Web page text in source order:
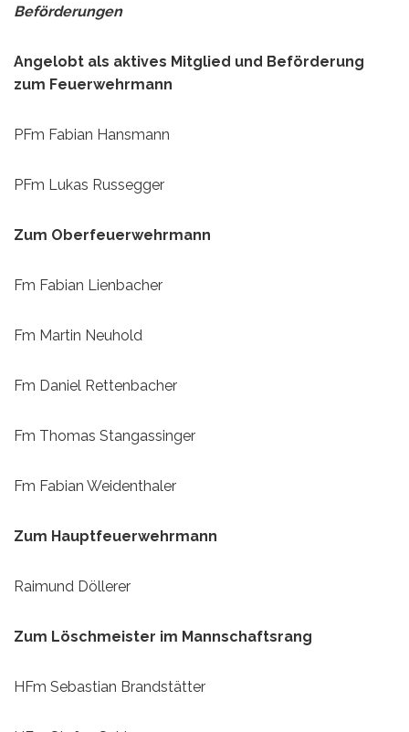
Beförderungen
Angelobt als aktives Mitglied und Beförderung
zum Feuerwehrmann
PFm Fabian Hansmann
PFm Lukas Russegger
Zum Oberfeuerwehrmann
Fm Fabian Lienbacher
Fm Martin Neuhold
Fm Daniel Rettenbacher
Fm Thomas Stangassinger
Fm Fabian Weidenthaler
Zum Hauptfeuerwehrmann
Raimund Döllerer
Zum Löschmeister im Mannschaftsrang
HFm Sebastian Brandstätter